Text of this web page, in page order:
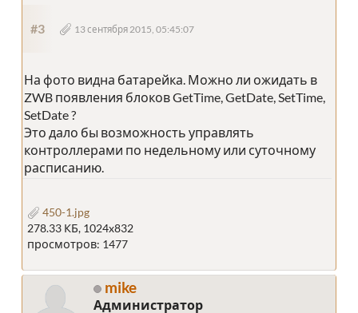
#3 13 сентября 2015, 05:45:07
На фото видна батарейка. Можно ли ожидать в
ZWB появления блоков GetTime, GetDate, SetTime,
SetDate ?
Это дало бы возможность управлять
контроллерами по недельному или суточному
расписанию.
450-1.jpg
278.33 КБ, 1024x832
просмотров: 1477
mike
Администратор